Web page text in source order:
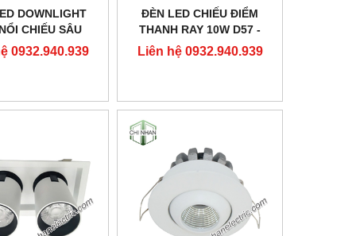
DOWNLIGHT
CHIẾU SÂU
- DFB2301
- DUHAL
0932.940.939
ĐÈN LED CHIẾU ĐIỂM
THANH RAY 10W D57 -
DIA1101 - DUHAL
Liên hệ 0932.940.939